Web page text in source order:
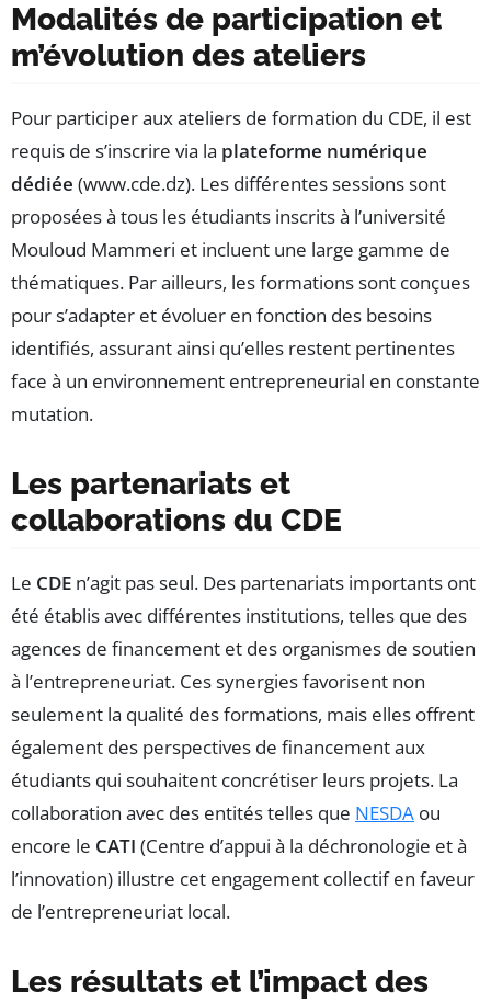
Modalités de participation et
m’évolution des ateliers
Pour participer aux ateliers de formation du CDE, il est
requis de s’inscrire via la plateforme numérique
dédiée (www.cde.dz). Les différentes sessions sont
proposées à tous les étudiants inscrits à l’université
Mouloud Mammeri et incluent une large gamme de
thématiques. Par ailleurs, les formations sont conçues
pour s’adapter et évoluer en fonction des besoins
identifiés, assurant ainsi qu’elles restent pertinentes
face à un environnement entrepreneurial en constante
mutation.
Les partenariats et
collaborations du CDE
Le CDE n’agit pas seul. Des partenariats importants ont
été établis avec différentes institutions, telles que des
agences de financement et des organismes de soutien
à l’entrepreneuriat. Ces synergies favorisent non
seulement la qualité des formations, mais elles offrent
également des perspectives de financement aux
étudiants qui souhaitent concrétiser leurs projets. La
collaboration avec des entités telles que NESDA ou
encore le CATI (Centre d’appui à la déchronologie et à
l’innovation) illustre cet engagement collectif en faveur
de l’entrepreneuriat local.
Les résultats et l’impact des